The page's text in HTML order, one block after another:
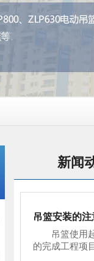
新闻
吊篮安装的
吊篮使用起
的完成工程项